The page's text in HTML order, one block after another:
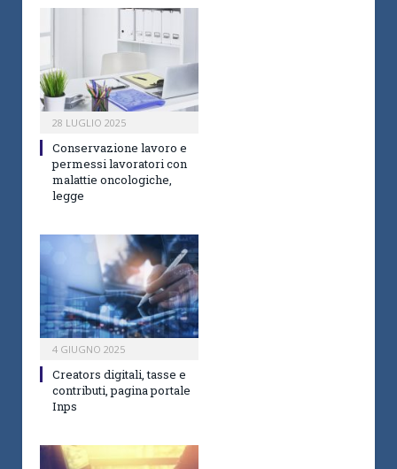
28 LUGLIO 2025
Conservazione lavoro e
permessi lavoratori con
malattie oncologiche,
legge
4 GIUGNO 2025
Creators digitali, tasse e
contributi, pagina portale
Inps